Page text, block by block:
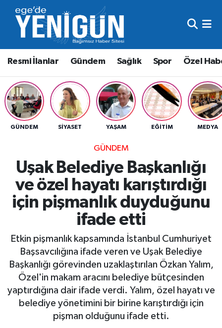
Resmi İlanlar Gündem Sağlık Spor Özel
GÜNDEM SIYASET YAŞAM EĞITIM MEDYA
GÜNDEM
Uşak Belediye Başkanlığı
ve özel hayatı karıştırdığı
için pişmanlık duyduğunu
ifade etti
Etkin pişmanlık kapsamında İstanbul Cumhuriyet
Başsavcılığına ifade veren ve Uşak Belediye
Başkanlığı görevinden uzaklaştırılan Özkan Yalım,
Özel'in makam aracını belediye bütçesinden
yaptırdığına dair ifade verdi. Yalım, özel hayatı ve
belediye yönetimini bir birine karıştırdığı için
pişman olduğunu ifade etti.
Resmi İlanlar
Gündem
Sağlık
Spor
Beyoğlu Nöbetçi Eczaneler
Beyoğlu Hava Durumu
Beyoğlu Trafik Yoğunluk Haritası
Süper Lig Puan Durumu ve Fikstür
Son Dakika Haberleri
Haber Arşivi